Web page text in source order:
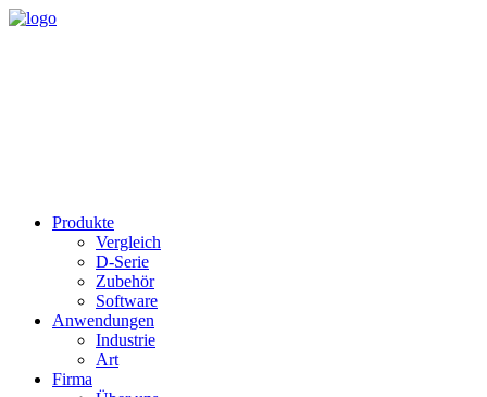
Produkte
Vergleich
D-Serie
Zubehör
Software
Anwendungen
Industrie
Art
Firma